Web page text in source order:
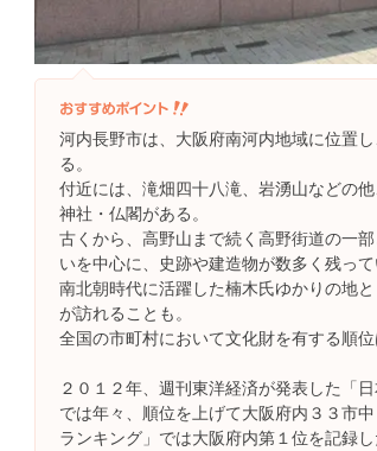
河内長野市は、大阪府南河内地域に位置
る。
付近には、滝畑四十八滝、岩湧山などの
神社・仏閣がある。
古くから、高野山まで続く高野街道の一
いを中心に、史跡や建造物が数多く残って
南北朝時代に活躍した楠木氏ゆかりの地
が訪れることも。
全国の市町村において文化財を有する順位
２０１２年、週刊東洋経済が発表した「
では年々、順位を上げて大阪府内３３市
ランキング」では大阪府内第１位を記録し